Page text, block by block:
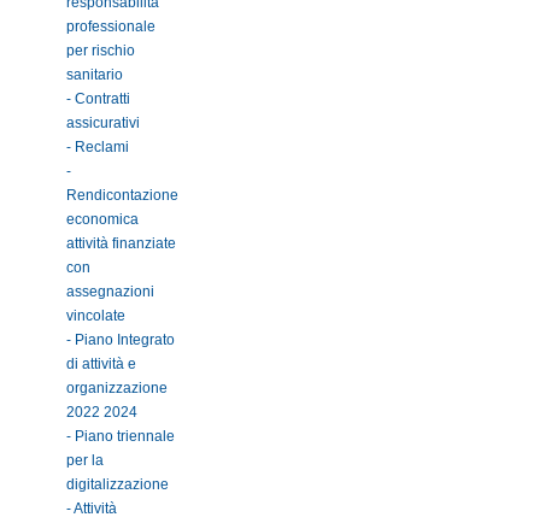
professionale
per rischio
sanitario
- Contratti
assicurativi
- Reclami
-
Rendicontazione
economica
attività finanziate
con
assegnazioni
vincolate
- Piano Integrato
di attività e
organizzazione
2022 2024
- Piano triennale
per la
digitalizzazione
- Attività